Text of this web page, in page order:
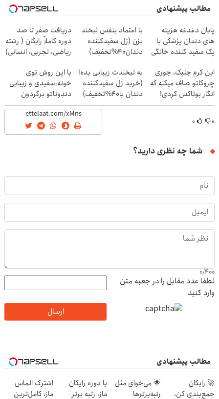
مطالب پیشنهادی
پایان دغدغه هزینه
های دندان پزشکی با
پک سفید کننده خانگی
با اعتماد بنفس لبخند
بزن (ژل سفیدکننده
دندان40%تخفیف)
دریافت صفر تا صد
دوره کاملاً رایگان ( رشته
ریاضی، تجربی، انسانی)
این کرم جلبک، جوری
چروکاتو صاف میکنه که
انگار بوتاکس کردی!
(تخفیف ویژه)
به لبخندت زیبایی بده!
(خرید ژل سفیدکننده
دندان با40%تخفیف)
با این روش توی
خونه،سفیدی و زیبایی
دندوناتو برگردون
(40%off)
۰ ۰
شما چه نظری دارید؟
0/400
لطفا عدد مقابل را در جعبه متن
وارد کنید
ارسال
مطالب پیشنهادی
🚀 رایگان
جمع‌بندی کن،
🌟 می‌خوای مثل
رتبه‌برترها
با دوره رایگان
ماز، رتبه برتر
اشترک الماس
ماز: کامل‌ترین